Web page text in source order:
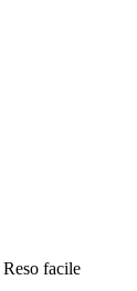
Reso facile